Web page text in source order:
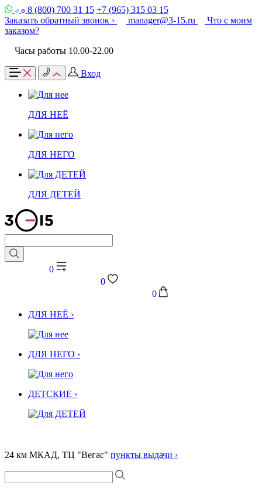
8 (800) 700 31 15 +7 (965) 315 03 15
Заказать обратный звонок ›
manager@3-15.ru
Что с моим
заказом?
Часы работы 10.00-22.00
Вход
ДЛЯ НЕЁ
ДЛЯ НЕГО
ДЛЯ ДЕТЕЙ
0
0
0
ДЛЯ НЕЁ ›
ДЛЯ НЕГО ›
ДЕТСКИЕ ›
24 км МКАД, ТЦ "Вегас" пункты выдачи ›